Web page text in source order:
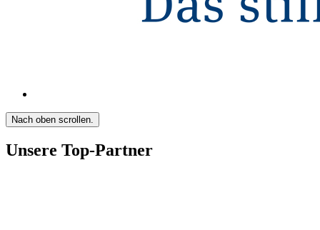
Nach oben scrollen.
Unsere Top-Partner